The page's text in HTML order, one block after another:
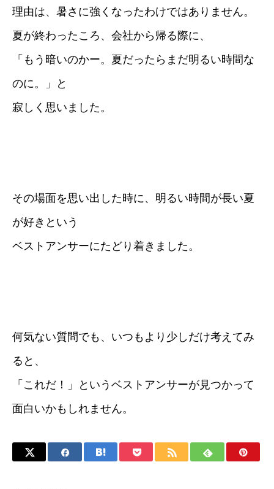
理由は、暑さに強くなったわけではありません。
夏が終わったころ、会社から帰る際に、
「もう暗いのかー。夏だったらまだ明るい時間な
のに。」と
寂しく思いました。
その場面を思い出した時に、明るい時間が長い夏
が好きという
ベストアンサーにたどり着きました。
何気ない質問でも、いつもより少しだけ考えてみ
ると、
「これだ！」というベストアンサーが見つかって
面白いかもしれません。